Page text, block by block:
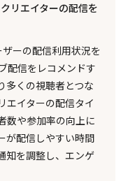
リエイターの配信を
ーの配信利用状況を
配信をレコメンドす
多くの視聴者とつな
エイターの配信タイ
数や参加率の向上に
が配信しやすい時間
知を調整し、エンゲ